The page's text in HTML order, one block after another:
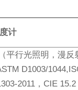
计
平行光照明，漫反
D1003/
2011，CIE